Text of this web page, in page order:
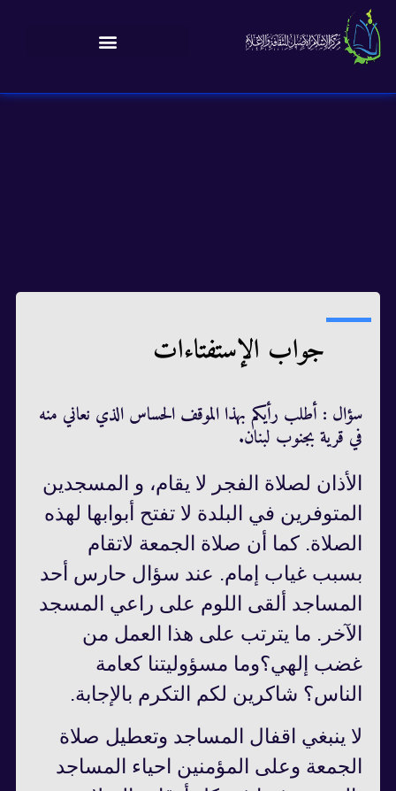
جواب الإستفتاءات
سؤال : أطلب رأيكم بهذا الموقف الحساس الذي نعاني منه
في قرية بجنوب لبنان.
الأذان لصلاة الفجر لا يقام، و المسجدين
المتوفرين في البلدة لا تفتح أبوابها لهذه
الصلاة. كما أن صلاة الجمعة لاتقام
بسبب غياب إمام. عند سؤال حارس أحد
المساجد ألقى اللوم على راعي المسجد
الآخر. ما يترتب على هذا العمل من
غضب إلهي؟وما مسؤوليتنا كعامة
الناس؟ شاكرين لكم التكرم بالإجابة.
لا ينبغي اقفال المساجد وتعطيل صلاة
الجمعة وعلى المؤمنين احياء المساجد